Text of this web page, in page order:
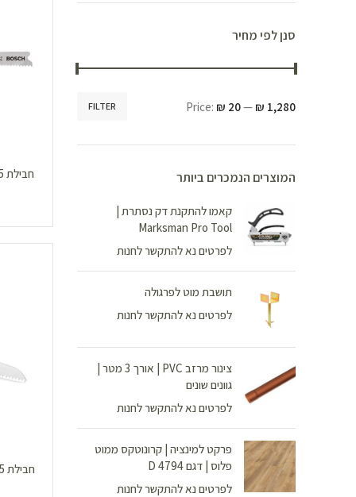
סנן לפי מחיר
FILTER Price: ₪ 20— ₪ 1,280
המוצרים הנמכרים ביותר
קאמו להתקנת דק נסתרת |
Marksman Pro Tool
לפרטים נא להתקשר לחנות
תושבת מוט לפרגולה
לפרטים נא להתקשר לחנות
צינור מרזב PVC | אורך 3 מטר |
גוונים שונים
לפרטים נא להתקשר לחנות
פרקט למינציה | קרונוטקס ממוט
פלוס | דגם D 4794
לפרטים נא להתקשר לחנות